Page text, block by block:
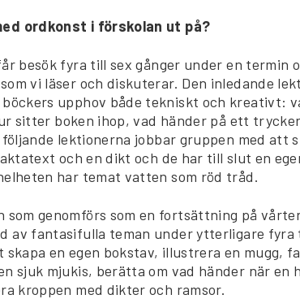
ordkonst i förskolan ut på?
besök fyra till sex gånger under en termin
vi läser och diskuterar. Den inledande
upphov både tekniskt och kreativt:
sitter boken ihop, vad händer på ett
lektionerna jobbar gruppen med att
och en dikt och de har till slut en
har temat vatten som röd tråd.
som genomförs som en fortsättning på
av fantasifulla teman under ytterligare
en egen bokstav, illustrera en mugg,
sjuk mjukis, berätta om vad händer när en
kroppen med dikter och ramsor.